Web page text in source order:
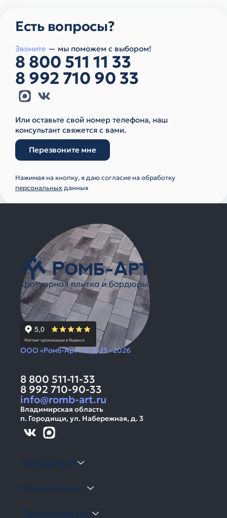
Есть вопросы?
Звоните — мы поможем с выбором!
8 800 511 11 33
8 992 710 90 33
Или оставьте свой номер телефона, наш
консультант свяжется с вами.
Перезвоните мне
Нажимая на кнопку, я даю согласие на обработку
персональныхданных
ООО «Ромб-Арт» © 2023 - 2026
8 800 511-11-33
8 992 710-90-33
info@romb-art.ru
Владимирская область
п. Городищи, ул. Набережная, д. 3
Продукция
Покупателям
Производство